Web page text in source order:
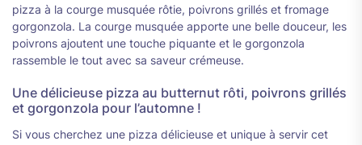
pizza à la courge musquée rôtie, poivrons grillés et fromage
gorgonzola. La courge musquée apporte une belle douceur, les
poivrons ajoutent une touche piquante et le gorgonzola
rassemble le tout avec sa saveur crémeuse.
Une délicieuse pizza au butternut rôti, poivrons grillés
et gorgonzola pour l’automne !
Si vous cherchez une pizza délicieuse et unique à servir cet